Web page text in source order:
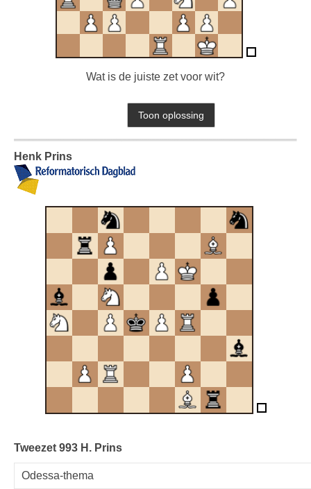
Wat is de juiste zet voor wit?
Henk Prins
Tweezet 993 H. Prins
Odessa-thema